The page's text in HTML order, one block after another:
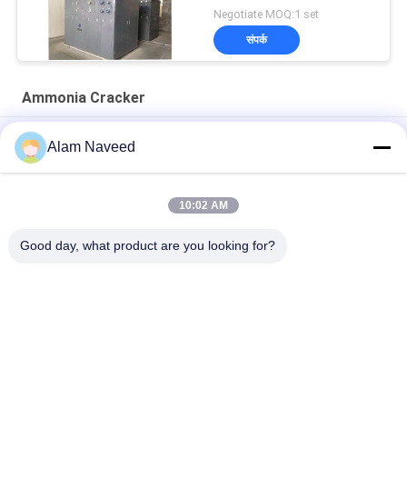
Catalyst
Negotiate MOQ:1 set
संपर्क
Ammonia Cracker
अमोनिया क्रैकर प्लांट हाइड्रोजन उत्पादन, ग्लास फ्लोटिंग लाइन, इस्पात उद्योग के
लिए
Alam Naveed
10:02 AM
Good day, what product are you looking for?